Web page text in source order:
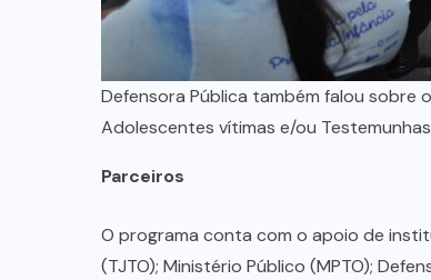
Defensora Pública também falou sobre
Adolescentes vítimas e/ou
Parceiros
O programa conta com o apoio de
(TJTO); Ministério Público (MPTO);